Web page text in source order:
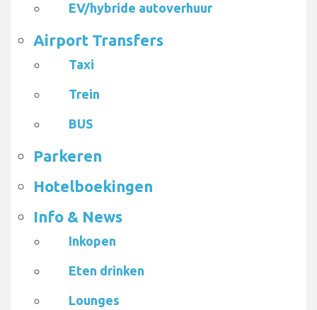
EV/hybride autoverhuur
Airport Transfers
Taxi
Trein
BUS
Parkeren
Hotelboekingen
Info & News
Inkopen
Eten drinken
Lounges